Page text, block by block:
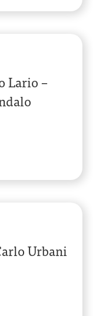
Lario –
Urbani